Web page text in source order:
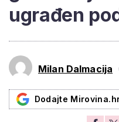
ugrađen
Milan Dalmacija
Dodajte